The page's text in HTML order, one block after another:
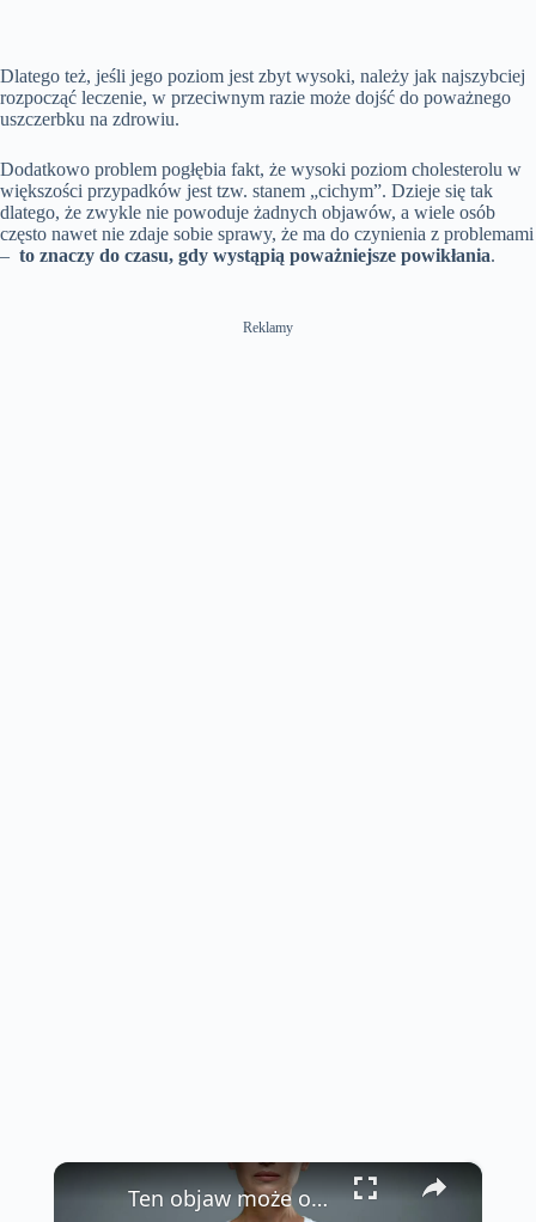
Dlatego też, jeśli jego poziom jest zbyt wysoki, należy jak najszybciej
rozpocząć leczenie, w przeciwnym razie może dojść do poważnego
uszczerbku na zdrowiu.
Dodatkowo problem pogłębia fakt, że wysoki poziom cholesterolu w
większości przypadków jest tzw. stanem „cichym”. Dzieje się tak
dlatego, że zwykle nie powoduje żadnych objawów, a wiele osób
często nawet nie zdaje sobie sprawy, że ma do czynienia z problemami
– to znaczy do czasu, gdy wystąpią poważniejsze powikłania.
Reklamy
×
Ten objaw może oznaczać raka płuc albo refluks!